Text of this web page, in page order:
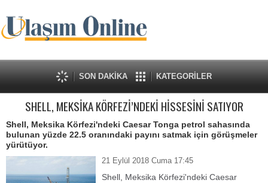
SON DAKİKA KATEGORİLER
SHELL, MEKSİKA KÖRFEZİ’NDEKİ HİSSESİNİ SATIYOR
Shell, Meksika Körfezi'ndeki Caesar Tonga petrol sahasında
bulunan yüzde 22.5 oranındaki payını satmak için görüşmeler
yürütüyor.
21 Eylül 2018 Cuma 17:45
Shell, Meksika Körfezi'ndeki Caesar